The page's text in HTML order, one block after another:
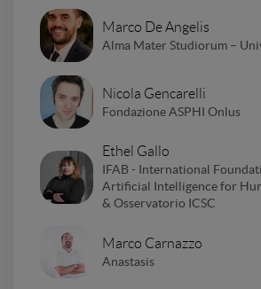
Marco De Angelis
Alma Mater Studiorum –
Nicola Gencarelli
Fondazione ASPHI Onlus
Ethel Gallo
IFAB - International
Artificial Intelligence for
& Osservatorio ICSC
Marco Carnazzo
Anastasis